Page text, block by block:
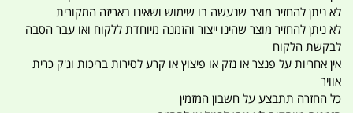
לא ניתן להחזיר מוצר שנעשה בו שימוש ושאינו באריזה המקורית
לא ניתן להחזיר מוצר שהינו ייצור והזמנה מיוחדת ללקוח ואו עבר הסבה
לבקשת הלקוח
אין אחריות על פנצר או נזק או פיצוץ או קרע לסירות בריכות וג'ק כרית
אוויר
כל החזרה תתבצע על חשבון המזמין